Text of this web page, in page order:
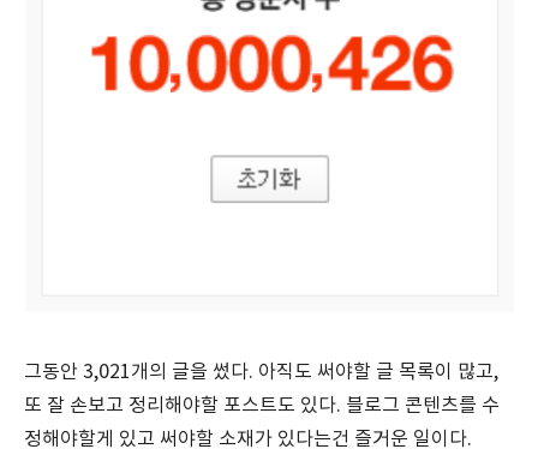
그동안 3,021개의 글을 썼다. 아직도 써야할 글 목록이 많고,
또 잘 손보고 정리해야할 포스트도 있다. 블로그 콘텐츠를 수
정해야할게 있고 써야할 소재가 있다는건 즐거운 일이다.